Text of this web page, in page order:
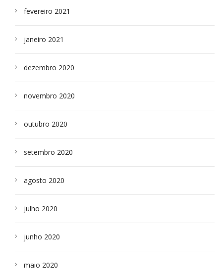
fevereiro 2021
janeiro 2021
dezembro 2020
novembro 2020
outubro 2020
setembro 2020
agosto 2020
julho 2020
junho 2020
maio 2020